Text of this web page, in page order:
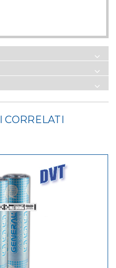
CORRELATI